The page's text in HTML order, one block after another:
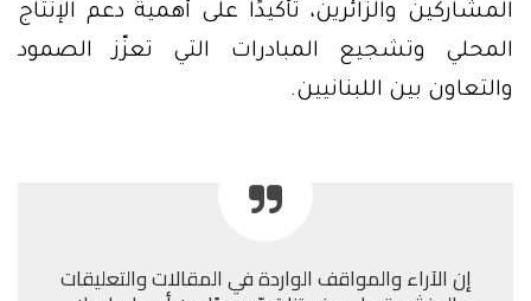
المشاركين والزائرين، تأكيدًا على أهمية دعم الإنتاج
المحلي وتشجيع المبادرات التي تعزّز الصمود
والتعاون بين اللبنانيين.
إن الآراء والمواقف الواردة في المقالات والتعليقات